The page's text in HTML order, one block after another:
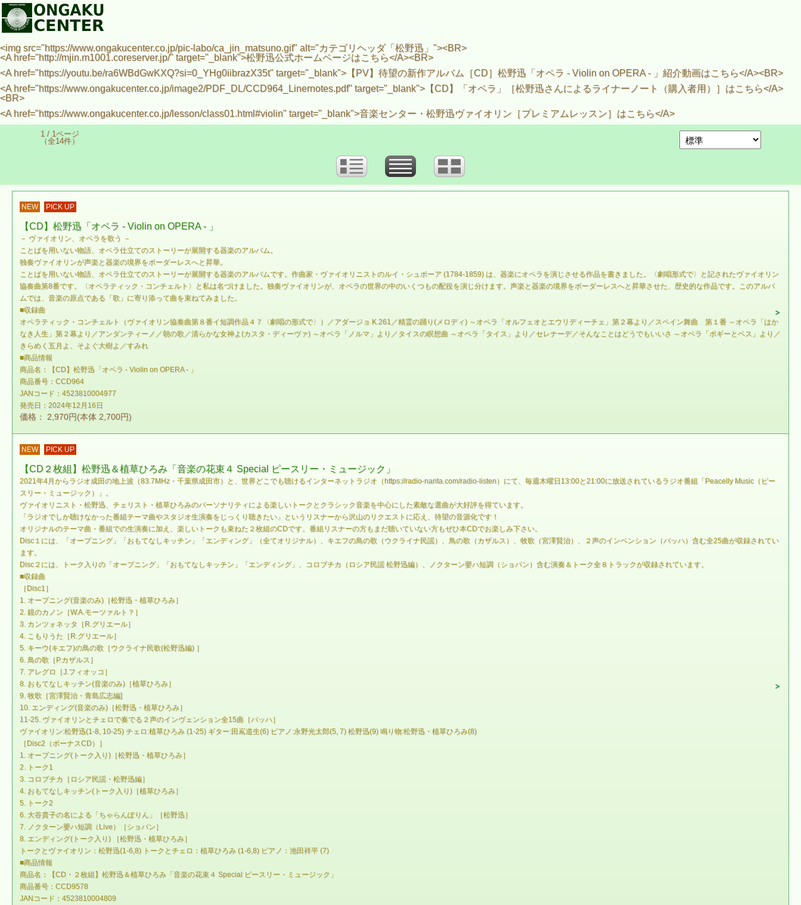
<img src="https://www.ongakucenter.co.jp/pic-labo/ca_jin_matsuno.gif" alt="カテゴリヘッダ「松野迅」"><BR>
<A href="http://mjin.m1001.coreserver.jp/" target="_blank">松野迅公式ホームページはこちら</A><BR>
<A href="https://youtu.be/ra6WBdGwKXQ?si=0_YHg0iibrazX35t" target="_blank">【PV】待望の新作アルバム［CD］松野迅「オペラ - Violin on OPERA - 」紹介動画はこちら</A><BR>
<A href="https://www.ongakucenter.co.jp/image2/PDF_DL/CCD964_Linernotes.pdf" target="_blank">【CD】「オペラ」［松野迅さんによるライナーノート（購入者用）］はこちら</A>
<BR>
<A href="https://www.ongakucenter.co.jp/lesson/class01.html#violin" target="_blank">音楽センター・松野迅ヴァイオリン［プレミアムレッスン］はこちら</A>
1 / 1ページ
（全14件）
NEW PICK UP
【CD】松野迅「オペラ - Violin on OPERA - 」
－ ヴァイオリン、オペラを歌う －
ことばを用いない物語、オペラ仕立てのストーリーが展開する器楽のアルバム。
独奏ヴァイオリンが声楽と器楽の境界をボーダーレスへと昇華。
ことばを用いない物語、オペラ仕立てのストーリーが展開する器楽のアルバムです。作曲家・ヴァイオリニストのルイ・シュポーア (1784-1859) は、器楽にオペラを演じさせる作品を書きました。〈劇唱形式で〉と記されたヴァイオリン
協奏曲第8番です。〈オペラティック・コンチェルト〉と私は名づけました。独奏ヴァイオリンが、オペラの世界の中のいくつもの配役を演じ分けます。声楽と器楽の境界をボーダーレスへと昇華させた、歴史的な作品です。このアルバ
ムでは、音楽の原点である「歌」に寄り添って曲を束ねてみました。
■収録曲
オペラティック・コンチェルト（ヴァイオリン協奏曲第８番イ短調作品４７〈劇唱の形式で〉）／アダージョ K.261／精霊の踊り(メロディ) ～オペラ「オルフェオとエウリディーチェ」第２幕より／スペイン舞曲 第１番 ～オペラ「はか
なき人生」第２幕より／アンダンティーノ／朝の歌／清らかな女神よ(カスタ・ディーヴァ) ～オペラ「ノルマ」より／タイスの瞑想曲 ～オペラ「タイス」より／セレナーデ／そんなことはどうでもいいさ ～オペラ「ポギーとベス」より／
きらめく五月よ、そよぐ大樹よ／すみれ
■商品情報
商品名：【CD】松野迅「オペラ - Violin on OPERA - 」
商品番号：CCD964
JANコード：4523810004977
発売日：2024年12月16日
価格： 2,970円(本体 2,700円)
NEW PICK UP
【CD２枚組】松野迅＆植草ひろみ「音楽の花束４ Special ピースリー・ミュージック」
2021年4月からラジオ成田の地上波（83.7MHz・千葉県成田市）と、世界どこでも聴けるインターネットラジオ（https://radio-narita.com/radio-listen）にて、毎週木曜日13:00と21:00に放送されているラジオ番組「Peacelly Music（ピー
スリー・ミュージック）」。
ヴァイオリニスト・松野迅、チェリスト・植草ひろみのパーソナリティによる楽しいトークとクラシック音楽を中心にした素敵な選曲が大好評を得ています。
「ラジオでしか聴けなかった番組テーマ曲やスタジオ生演奏をじっくり聴きたい」というリスナーから沢山のリクエストに応え、待望の音源化です！
オリジナルのテーマ曲・番組での生演奏に加え、楽しいトークも束ねた２枚組のCDです。番組リスナーの方もまだ聴いていない方もぜひ本CDでお楽しみ下さい。
Disc１には、「オープニング」「おもてなしキッチン」「エンディング」（全てオリジナル）、キエフの鳥の歌（ウクライナ民謡）、鳥の歌（カザルス）、牧歌（宮澤賢治）、２声のインベンション（バッハ）含む全25曲が収録されてい
ます。
Disc２には、トーク入りの「オープニング」「おもてなしキッチン」「エンディング」、コロブチカ（ロシア民謡 松野迅編）、ノクターン嬰ハ短調（ショパン）含む演奏＆トーク全８トラックが収録されています。
■収録曲
［Disc1］
1. オープニング(音楽のみ)［松野迅・植草ひろみ］
2. 鏡のカノン［W.A.モーツァルト？］
3. カンツォネッタ［R.グリエール］
4. こもりうた［R.グリエール］
5. キーウ(キエフ)の鳥の歌［ウクライナ民歌(松野迅編) ］
6. 鳥の歌［P.カザルス］
7. アレグロ［J.フィオッコ］
8. おもてなしキッチン(音楽のみ)［植草ひろみ］
9. 牧歌［宮澤賢治・青島広志編]
10. エンディング(音楽のみ)［松野迅・植草ひろみ］
11-25. ヴァイオリンとチェロで奏でる２声のインヴェンション全15曲［バッハ］
ヴァイオリン:松野迅(1-8, 10-25) チェロ:植草ひろみ (1-25) ギター:田嶌道生(6) ピアノ:永野光太郎(5, 7) 松野迅(9) 鳴り物:松野迅・植草ひろみ(8)
［Disc2（ボーナスCD）］
1. オープニング(トーク入り)［松野迅・植草ひろみ］
2. トーク1
3. コロブチカ［ロシア民謡・松野迅編］
4. おもてなしキッチン(トーク入り)［植草ひろみ］
5. トーク2
6. 大谷貴子の名による「ちゃらんぽりん」［松野迅］
7. ノクターン嬰ハ短調（Live）［ショパン］
8. エンディング(トーク入り) ［松野迅・植草ひろみ］
トークとヴァイオリン：松野迅(1-6,8) トークとチェロ：植草ひろみ (1-6,8) ピアノ：池田祥平 (7)
■商品情報
商品名：【CD・２枚組】松野迅＆植草ひろみ「音楽の花束４ Special ピースリー・ミュージック」
商品番号：CCD9578
JANコード：4523810004809